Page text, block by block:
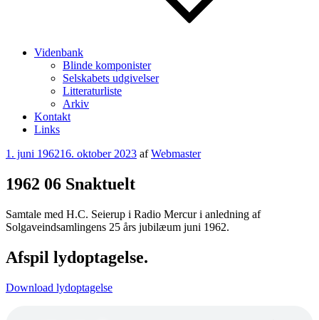
Videnbank
Blinde komponister
Selskabets udgivelser
Litteraturliste
Arkiv
Kontakt
Links
Udgivet
1. juni 196216. oktober 2023 afWebmaster
1962 06 Snaktuelt
Samtale med H.C. Seierup i Radio Mercur i anledning af
Solgaveindsamlingens 25 års jubilæum juni 1962.
Afspil lydoptagelse.
Download lydoptagelse